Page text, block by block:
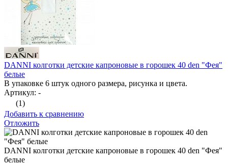
DANNI колготки детские капроновые в горошек 40 den "Фея"
белые
В упаковке 6 штук одного размера, рисунка и цвета.
Артикул: -
(1)
Добавить к сравнению
Отложить
DANNI колготки детские капроновые в горошек 40 den "Фея"
белые